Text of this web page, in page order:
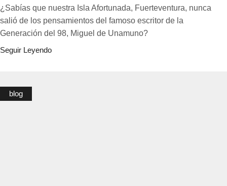
¿Sabías que nuestra Isla Afortunada, Fuerteventura, nunca
salió de los pensamientos del famoso escritor de la
Generación del 98, Miguel de Unamuno?
Seguir Leyendo
blog